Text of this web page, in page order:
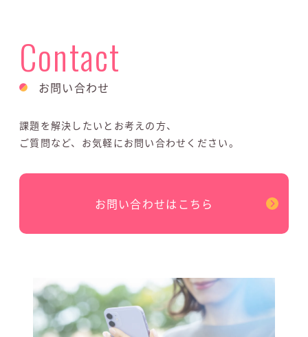
Contact
お問い合わせ
課題を解決したいとお考えの方、
ご質問など、お気軽にお問い合わせください。
お問い合わせはこちら